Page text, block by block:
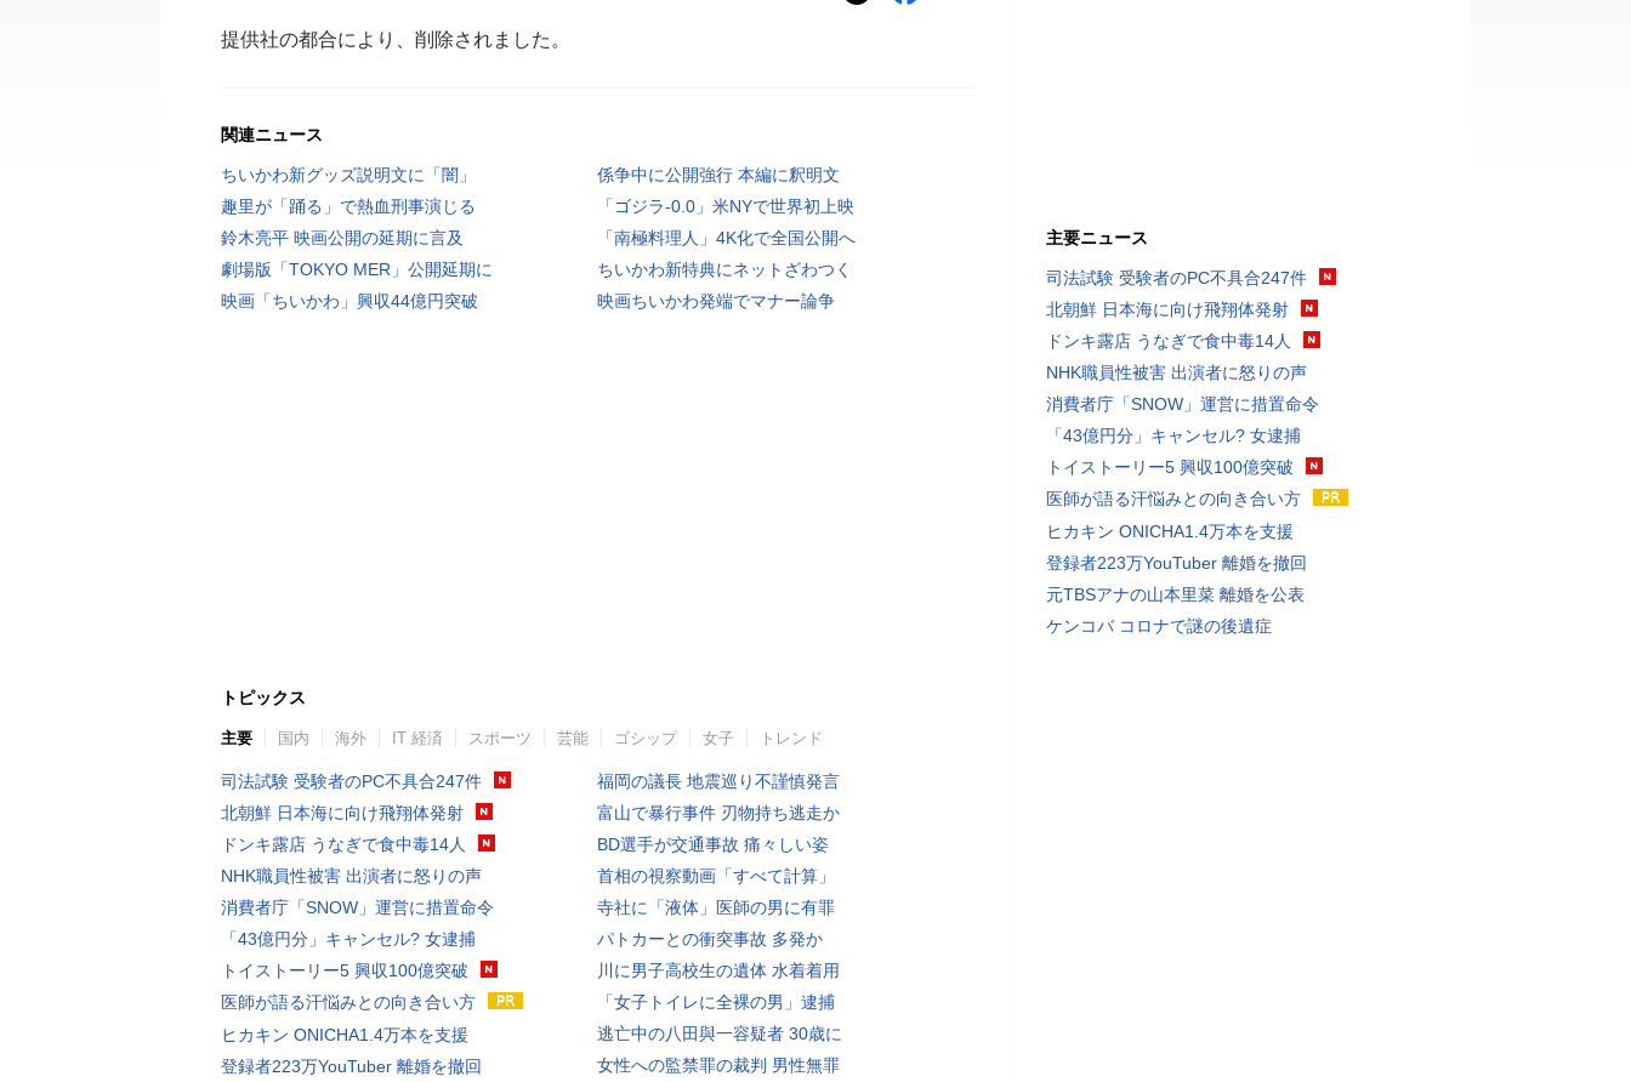
提供社の都合により、削除されました。
関連ニュース
ちいかわ新グッズ説明文に「闇」
係争中に公開強行 本編に釈明文
趣里が「踊る」で熱血刑事演じる
「ゴジラ-0.0」米NYで世界初上映
鈴木亮平 映画公開の延期に言及
「南極料理人」4K化で全国公開へ
劇場版「TOKYO MER」公開延期に
ちいかわ新特典にネットざわつく
映画「ちいかわ」興収44億円突破
映画ちいかわ発端でマナー論争
トピックス
主要 国内 海外 IT 経済 スポーツ 芸能 ゴシップ 女子 トレンド
司法試験 受験者のPC不具合247件
北朝鮮 日本海に向け飛翔体発射
ドンキ露店 うなぎで食中毒14人
NHK職員性被害 出演者に怒りの声
消費者庁「SNOW」運営に措置命令
「43億円分」キャンセル? 女逮捕
トイストーリー5 興収100億突破
医師が語る汗悩みとの向き合い方
ヒカキン ONICHA1.4万本を支援
登録者223万YouTuber 離婚を撤回
福岡の議長 地震巡り不謹慎発言
富山で暴行事件 刃物持ち逃走か
BD選手が交通事故 痛々しい姿
首相の視察動画「すべて計算」
寺社に「液体」医師の男に有罪
パトカーとの衝突事故 多発か
川に男子高校生の遺体 水着着用
「女子トイレに全裸の男」逮捕
逃亡中の八田與一容疑者 30歳に
女性への監禁罪の裁判 男性無罪
主要ニュース
司法試験 受験者のPC不具合247件
北朝鮮 日本海に向け飛翔体発射
ドンキ露店 うなぎで食中毒14人
NHK職員性被害 出演者に怒りの声
消費者庁「SNOW」運営に措置命令
「43億円分」キャンセル? 女逮捕
トイストーリー5 興収100億突破
医師が語る汗悩みとの向き合い方
ヒカキン ONICHA1.4万本を支援
登録者223万YouTuber 離婚を撤回
元TBSアナの山本里菜 離婚を公表
ケンコバ コロナで謎の後遺症